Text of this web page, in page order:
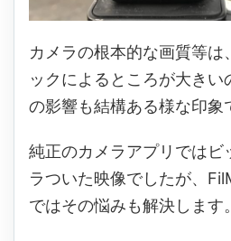
カメラの根本的な画質等
ックによるところが大きい
の影響も結構ある様な印象
純正のカメラアプリではビ
ラついた映像でしたが、
ではその悩みも解決します。